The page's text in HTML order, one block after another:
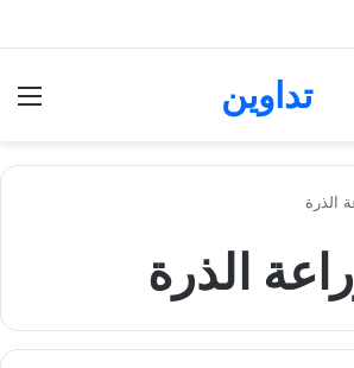
تداوين
الذرة
الذرة